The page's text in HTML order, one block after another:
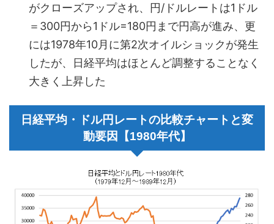
がクローズアップされ、円/ドルレートは1ドル
＝300円から1ドル=180円まで円高が進み、更
には1978年10月に第2次オイルショックが発生
したが、日経平均はほとんど調整することなく
大きく上昇した
日経平均・ドル円レートの比較チャートと変
動要因【1980年代】